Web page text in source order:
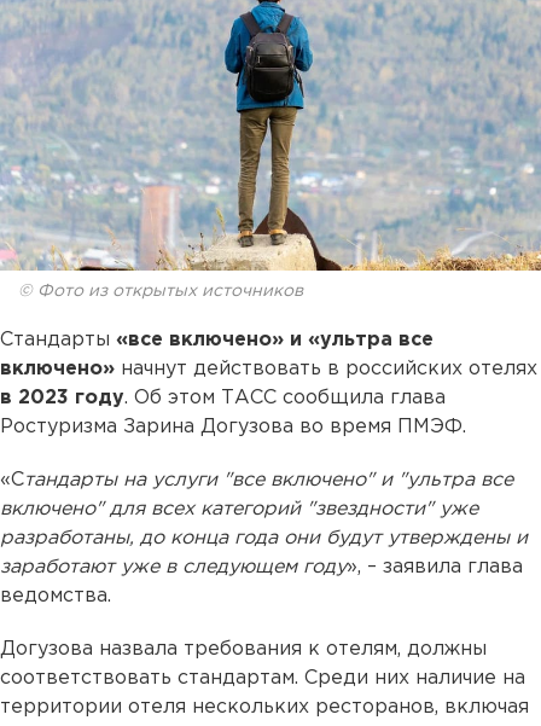
© Фото из открытых источников
Стандарты «все включено» и «ультра все
включено» начнут действовать в российских отелях
в 2023 году. Об этом ТАСС сообщила глава
Ростуризма Зарина Догузова во время ПМЭФ.
«Стандарты на услуги "все включено" и "ультра все
включено" для всех категорий "звездности" уже
разработаны, до конца года они будут утверждены и
заработают уже в следующем году», – заявила глава
ведомства.
Догузова назвала требования к отелям, должны
соответствовать стандартам. Среди них наличие на
территории отеля нескольких ресторанов, включая